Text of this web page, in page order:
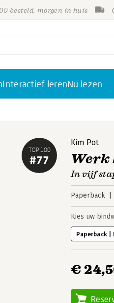
besteld, morgen in huis
Interactief lerenNu lezen
TOP 100
#77
Kim Pot
Werk
In vijf
Paperback
Kies uw
Paperback |
€